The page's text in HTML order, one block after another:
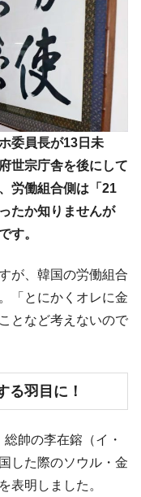
委員長が13日未
世宗庁舎を後にして
労働組合側は「21
たか知りませんが
す。
が、韓国の労働組合
「とにかくオレに金
となど考えないので
る羽目に！
帥の李在鎔（イ・
した際のソウル・金
表明しました。